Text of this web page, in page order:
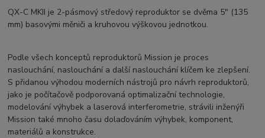
QX-C MKII je 2-pásmový středový reproduktor se dvěma 5″ (135
mm) basovými měniči a kruhovou výškovou jednotkou.
Podle všech konceptů reproduktorů Mission je proces
naslouchání, naslouchání a další naslouchání klíčem ke zlepšení.
S přidanou výhodou moderních nástrojů pro návrh reproduktorů,
jako je počítačově podporovaná optimalizační technologie,
modelování výhybek a laserová interferometrie, strávili inženýři
Mission také mnoho času dolaďováním výhybek, komponent,
materiálů a konstrukce.